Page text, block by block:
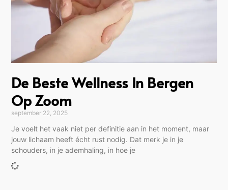
De Beste Wellness In Bergen
Op Zoom
september 22, 2025
Je voelt het vaak niet per definitie aan in het moment, maar
jouw lichaam heeft écht rust nodig. Dat merk je in je
schouders, in je ademhaling, in hoe je